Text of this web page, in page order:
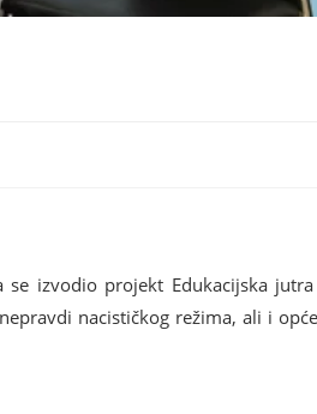
izvodio projekt Edukacijska
nacističkog režima, ali i